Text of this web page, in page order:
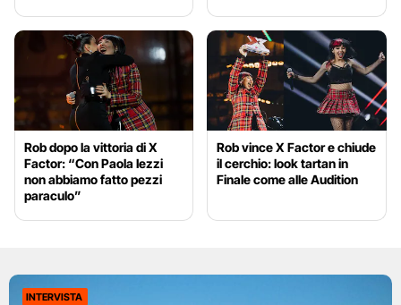
Rob dopo la vittoria di X
Factor: “Con Paola Iezzi
non abbiamo fatto pezzi
paraculo”
Rob vince X Factor e chiude
il cerchio: look tartan in
Finale come alle Audition
INTERVISTA